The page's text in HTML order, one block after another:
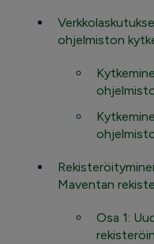
ohjelmiston
Maventan
Osa 1: